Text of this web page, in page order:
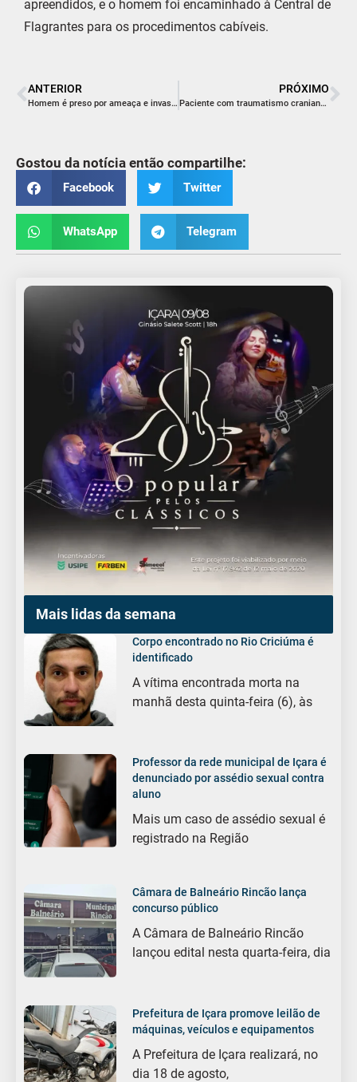
apreendidos, e o homem foi encaminhado à Central de
Flagrantes para os procedimentos cabíveis.
ANTERIOR
Homem é preso por ameaça e invasão de residência em Cocal do Sul
PRÓXIMO
Paciente com traumatismo craniano grave é transferido de helicóptero para Criciúma
Gostou da notícia então compartilhe:
Facebook Twitter
WhatsApp Telegram
Mais lidas da semana
Corpo encontrado no Rio Criciúma é
identificado
A vítima encontrada morta na
manhã desta quinta-feira (6), às
Professor da rede municipal de Içara é
denunciado por assédio sexual contra
aluno
Mais um caso de assédio sexual é
registrado na Região
Câmara de Balneário Rincão lança
concurso público
A Câmara de Balneário Rincão
lançou edital nesta quarta-feira, dia
Prefeitura de Içara promove leilão de
máquinas, veículos e equipamentos
A Prefeitura de Içara realizará, no
dia 18 de agosto,